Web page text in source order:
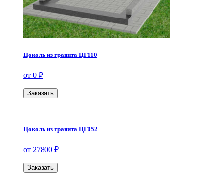
Цоколь из гранита ЦГ110
от 0 ₽
Заказать
Цоколь из гранита ЦГ052
от 27800 ₽
Заказать